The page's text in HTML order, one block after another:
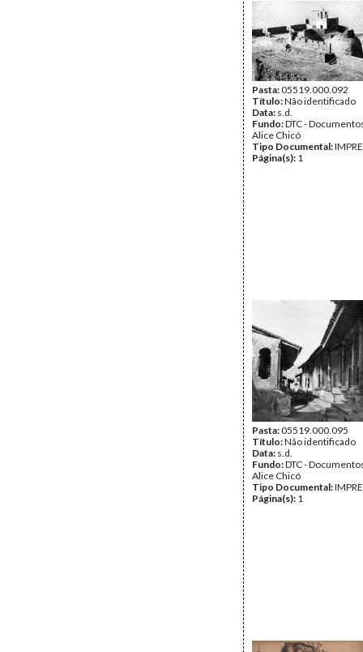
Pasta:05519.000.092
Título:Não identificado
Data: s.d.
Fundo:DTC -
Alice Chicó
Tipo Documental:
Página(s): 1
Pasta:05519.000.095
Título:Não identificado
Data: s.d.
Fundo:DTC -
Alice Chicó
Tipo Documental:
Página(s): 1